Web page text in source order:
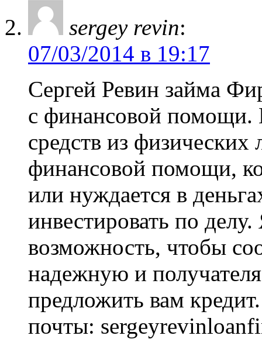
sergey revin:
07/03/2014 в 19:17
Сергей Ревин займа
с финансовой
средств из
финансовой помощи,
или нуждается в
инвестировать по
возможность, чтобы
надежную и
предложить вам
почты: